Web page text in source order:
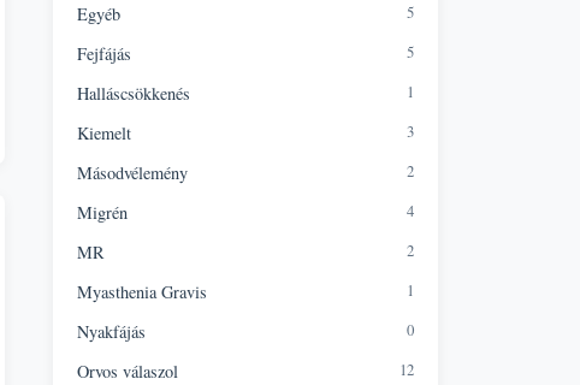
Egyéb 5
Fejfájás 5
Halláscsökkenés 1
Kiemelt 3
Másodvélemény 2
Migrén 4
MR 2
Myasthenia Gravis 1
Nyakfájás 0
Orvos válaszol 12